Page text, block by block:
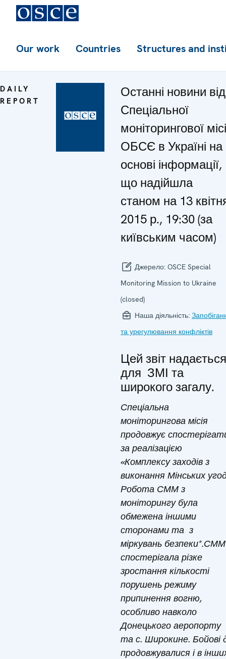
Our work Countries Structures and
DAILY
REPORT
Останні новини від
Спеціальної
моніторингової
ОБСЄ в Україні на
основі інформації,
що надійшла
станом на 13
2015 р., 19:30 (за
київським часом)
Джерело: OSCE Special
Monitoring Mission to Ukraine
(closed)
Наша діяльність:
та урегулювання конфліктів
Цей звіт надається
для ЗМІ та
широкого загалу.
Спеціальна
моніторингова місія
продовжує
за реалізацією
«Комплексу заходів з
виконання Мінських
Робота СММ з
моніторингу була
обмежена іншими
сторонами та з
міркувань безпеки*.СММ
спостерігала різке
зростання кількості
порушень режиму
припинення вогню,
особливо навколо
Донецького аеропорту
та с. Широкине. Бойові
продовжувалися і в